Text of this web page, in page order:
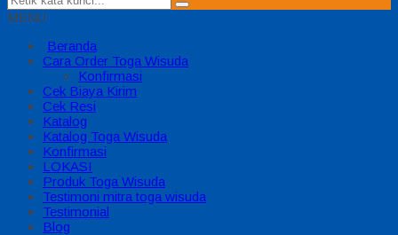
MENU
Beranda
Cara Order Toga Wisuda
Konfirmasi
Cek Biaya Kirim
Cek Resi
Katalog
Katalog Toga Wisuda
Konfirmasi
LOKASI
Produk Toga Wisuda
Testimoni mitra toga wisuda
Testimonial
Blog